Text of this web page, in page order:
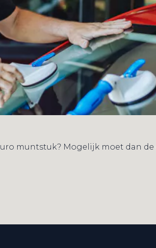
muntstuk? Mogelijk moet dan